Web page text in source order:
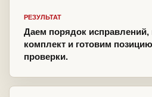
РЕЗУЛЬТАТ
Даем порядок исправлений,
комплект и готовим
проверки.